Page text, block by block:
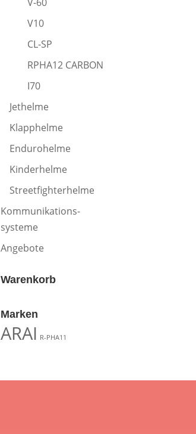
V10
CL-SP
RPHA12 CARBON
I70
Jethelme
Klapphelme
Endurohelme
Kinderhelme
Streetfighterhelme
Kommunikations-
systeme
Angebote
Warenkorb
Marken
ARAI R-PHA11